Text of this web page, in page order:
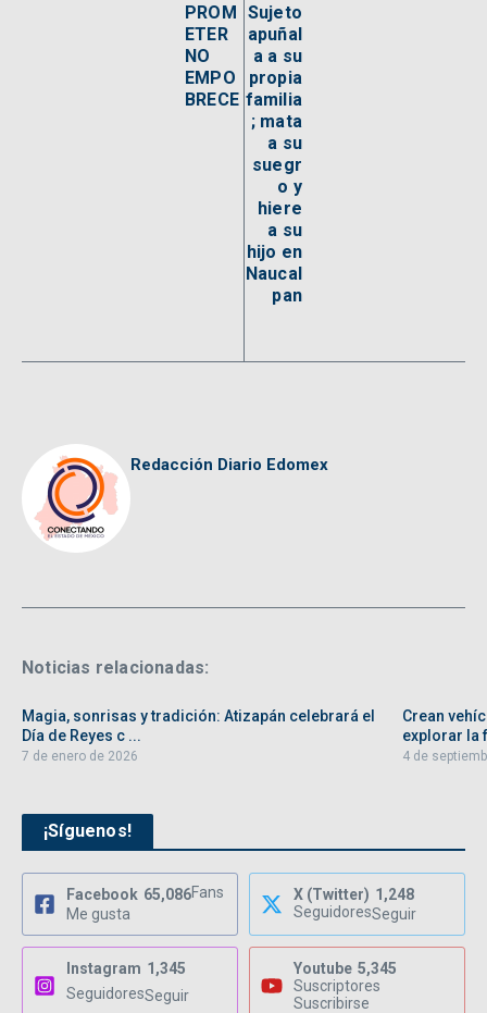
PROM
ETER
NO
EMPO
BRECE
Sujeto
apuñal
a a su
propia
familia
; mata
a su
suegr
o y
hiere
a su
hijo en
Naucal
pan
Redacción Diario Edomex
Noticias relacionadas:
Magia, sonrisas y tradición: Atizapán celebrará el
Día de Reyes c ...
7 de enero de 2026
Crean
explorar la
4 de
¡Síguenos!
Facebook 65,086Fans
Me gusta
X (Twitter) 1,248
SeguidoresSeguir
Instagram 1,345
SeguidoresSeguir
Youtube 5,345
Suscriptores
Suscribirse